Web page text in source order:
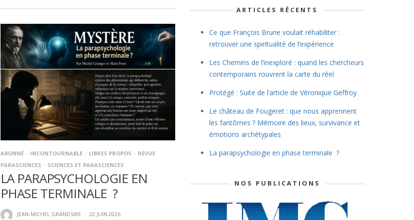
ABONNÉ INCONTOURNABLE LIBRES PROPOS
REVUE
PARASCIENCES
SCIENCES ET PARASCIENCES
LA PARAPSYCHOLOGIE EN
PHASE TERMINALE ?
JEAN-MICHEL GRANDSIRE · 22 JUIN 2026
ARTICLES RÉCENTS
Ce que François Brune voulait réhabiliter :
retrouver une spiritualité de l’expérience
Les Chemins de l’inexploré : quand les chercheurs
contemporains rouvrent la carte du réel
Protégé : Suite de l’article de Véronique Geffroy
Le château de Fougeret : que nous apprennent
les fantômes ? Mémoire des lieux, survivance et
émotions archétypales
La parapsychologie en phase terminale ?
NOS PUBLICATIONS